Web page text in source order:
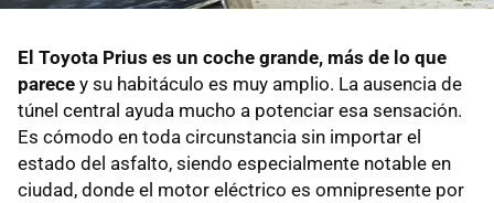
El Toyota Prius es un coche grande, más de lo que
parece y su habitáculo es muy amplio. La ausencia de
túnel central ayuda mucho a potenciar esa sensación.
Es cómodo en toda circunstancia sin importar el
estado del asfalto, siendo especialmente notable en
ciudad, donde el motor eléctrico es omnipresente por